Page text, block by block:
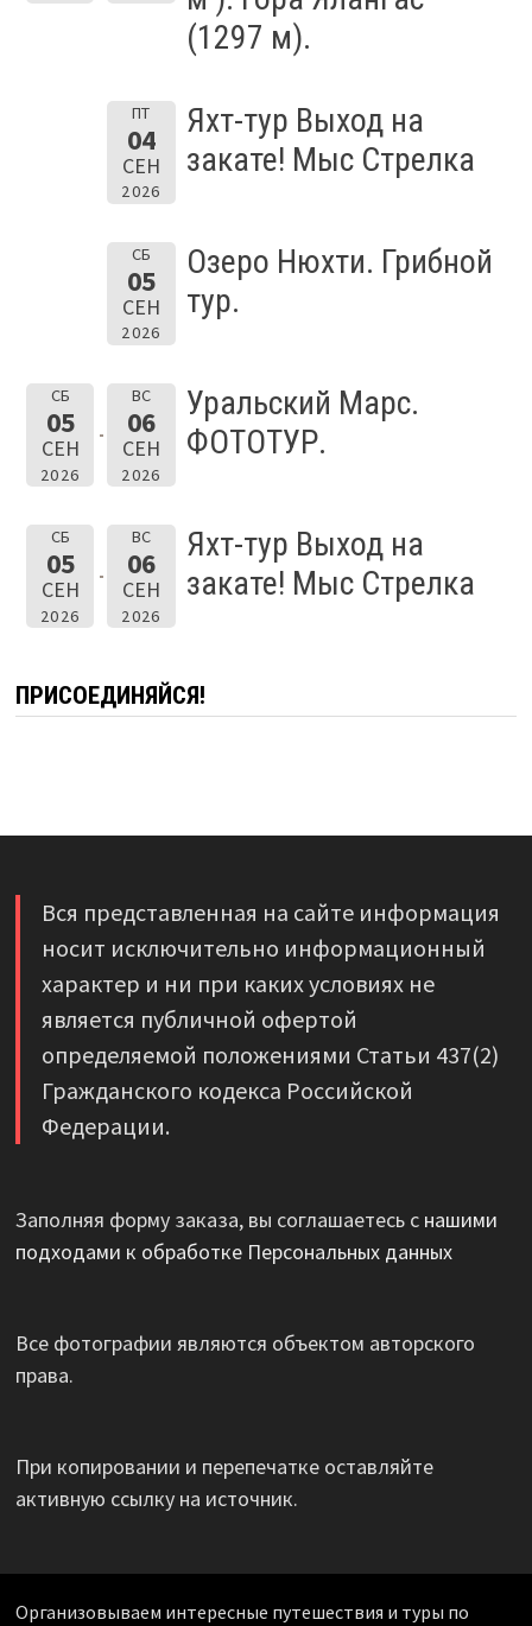
(1297 м).
ПТ
04
СЕН
2026
Яхт-тур Выход на
закате! Мыс Стрелка
СБ
05
СЕН
2026
Озеро Нюхти. Грибной
тур.
СБ
05
СЕН
2026
ВС
06
СЕН
2026
Уральский Марс.
ФОТОТУР.
СБ
05
СЕН
2026
ВС
06
СЕН
2026
Яхт-тур Выход на
закате! Мыс Стрелка
ПРИСОЕДИНЯЙСЯ!
Вся представленная на сайте информация
носит исключительно информационный
характер и ни при каких условиях не
является публичной офертой
определяемой положениями Статьи 437(2)
Гражданского кодекса Российской
Федерации.
Заполняя форму заказа, вы соглашаетесь с нашими
подходами к обработке Персональных данных
Все фотографии являются объектом авторского
права.
При копировании и перепечатке оставляйте
активную ссылку на источник.
Организовываем интересные путешествия и туры по